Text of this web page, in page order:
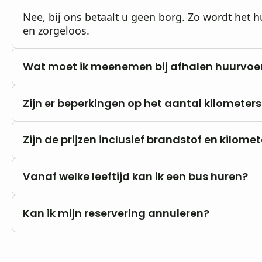
Nee, bij ons betaalt u geen borg. Zo wordt het
en zorgeloos.
Wat moet ik meenemen bij afhalen
Een geldig rijbewijs en een poststuk
Zijn er beperkingen op het aantal
Nee, u rijdt altijd met onbeperkte kilometers.
Zijn de prijzen inclusief brandstof en
Onze prijzen zijn altijd inclusief btw en
Vanaf welke leeftijd kan ik een bus huren?
U kunt al vanaf 18 jaar bij ons huren, mits u in
Kan ik mijn reservering annuleren?